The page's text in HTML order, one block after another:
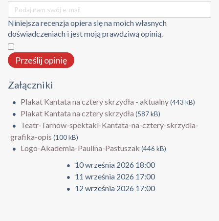
Niniejsza recenzja opiera się na moich własnych
doświadczeniach i jest moją prawdziwą opinią.
Prześlij opinię
Załączniki
Plakat Kantata na cztery skrzydła - aktualny(443 kB)
Plakat Kantata na cztery skrzydła (587 kB)
Teatr-Tarnow-spektakl-Kantata-na-cztery-skrzydla-
grafika-opis (100 kB)
Logo-Akademia-Paulina-Pastuszak (446 kB)
10 września 2026 18:00
11 września 2026 17:00
12 września 2026 17:00